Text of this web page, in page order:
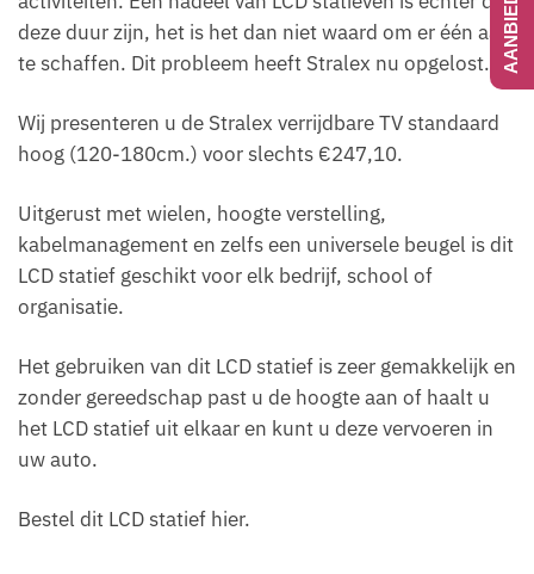
deze duur zijn, het is het dan niet waard om er één aan
te schaffen. Dit probleem heeft Stralex nu opgelost.
Wij presenteren u de Stralex verrijdbare TV standaard
hoog (120-180cm.) voor slechts €247,10.
Uitgerust met wielen, hoogte verstelling,
kabelmanagement en zelfs een universele beugel is dit
LCD statief geschikt voor elk bedrijf, school of
organisatie.
Het gebruiken van dit LCD statief is zeer gemakkelijk en
zonder gereedschap past u de hoogte aan of haalt u
het LCD statief uit elkaar en kunt u deze vervoeren in
uw auto.
Bestel dit LCD statief hier.